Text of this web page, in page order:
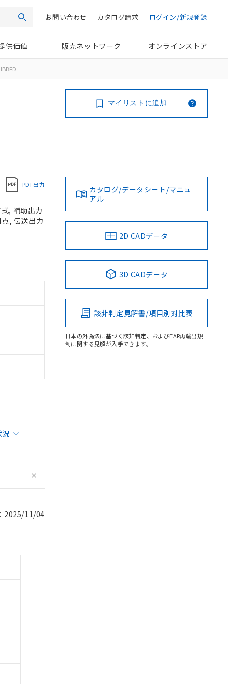
検索 ログイン/新規登録
カタログ請求
お問い合わせ
供価値 販売ネットワーク オンラインストア
マイリストに追加
PDF出力
, 補助出力
, 伝送出力
況
2025/11/04
カタログ/データシート/マニュ
アル
2D CADデータ
3D CADデータ
該非判定見解書/項目別対比表
日本の外為法に基づく該非判定、およびEAR再輸出規
制に関する見解が入手できます。